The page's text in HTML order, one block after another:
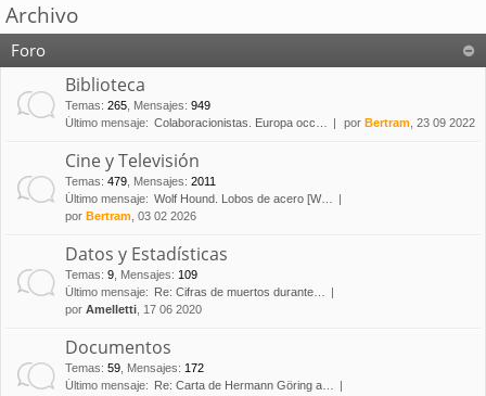
Archivo
Foro
Biblioteca
Temas: 265 Mensajes: 949
Último mensaje: Colaboracionistas. Europa occ… por Bertram , 23 09 2022
Cine y Televisión
Temas: 479 Mensajes: 2011
Último mensaje: Wolf Hound. Lobos de acero [W…
por Bertram , 03 02 2026
Datos y Estadísticas
Temas: 9 Mensajes: 109
Último mensaje: Re: Cifras de muertos durante…
por Amelletti , 17 06 2020
Documentos
Temas: 59 Mensajes: 172
Último mensaje: Re: Carta de Hermann Göring a…